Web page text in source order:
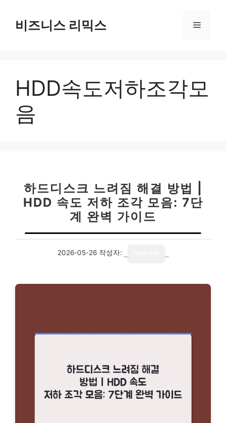
비즈니스 리믹스 메
HDD속도저하조각모
음
하드디스크 느려짐 해결 방법 |
HDD 속도 저하 조각 모음: 7단
계 완벽 가이드
2026-05-26 작성자: